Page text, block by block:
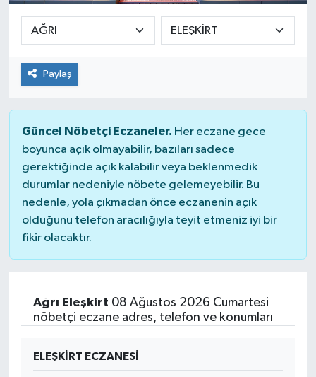
Paylaş
Güncel Nöbetçi Eczaneler. Her eczane gece
boyunca açık olmayabilir, bazıları sadece
gerektiğinde açık kalabilir veya beklenmedik
durumlar nedeniyle nöbete gelemeyebilir. Bu
nedenle, yola çıkmadan önce eczanenin açık
olduğunu telefon aracılığıyla teyit etmeniz iyi bir
fikir olacaktır.
Ağrı Eleşkirt 08 Ağustos 2026 Cumartesi
nöbetçi eczane adres, telefon ve konumları
ELEŞKİRT ECZANESİ